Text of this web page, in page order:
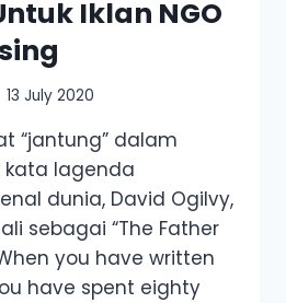
Iklan NGO
13 July 2020
“jantung” dalam
kata lagenda
dunia, David Ogilvy,
sebagai “The Father
you have written
have spent eighty